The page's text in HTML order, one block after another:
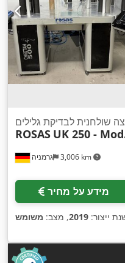
גרמניה 3,006 km
שולחנית לבדיקת גלילים
ROSAS UK 250 -
מידע על מחיר
ייצור: 2019, מצב: משומש